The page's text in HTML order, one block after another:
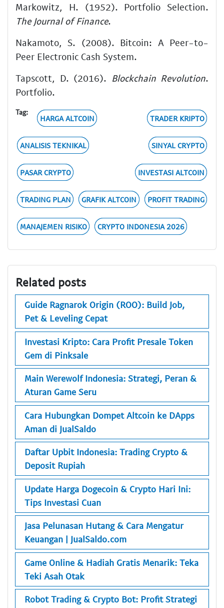
Markowitz, H. (1952). Portfolio Selection.
The Journal of Finance.
Nakamoto, S. (2008). Bitcoin: A Peer-to-
Peer Electronic Cash System.
Tapscott, D. (2016). Blockchain Revolution.
Portfolio.
Tag:
HARGA ALTCOIN TRADER KRIPTO
ANALISIS TEKNIKAL SINYAL CRYPTO
PASAR CRYPTO INVESTASI ALTCOIN
TRADING PLAN GRAFIK ALTCOIN PROFIT TRADING
MANAJEMEN RISIKO CRYPTO INDONESIA 2026
Related posts
Guide Ragnarok Origin (ROO): Build Job,
Pet & Leveling Cepat
Investasi Kripto: Cara Profit Presale Token
Gem di Pinksale
Main Werewolf Indonesia: Strategi, Peran &
Aturan Game Seru
Cara Hubungkan Dompet Altcoin ke DApps
Aman di JualSaldo
Daftar Upbit Indonesia: Trading Crypto &
Deposit Rupiah
Update Harga Dogecoin & Crypto Hari Ini:
Tips Investasi Cuan
Jasa Pelunasan Hutang & Cara Mengatur
Keuangan | JualSaldo.com
Game Online & Hadiah Gratis Menarik: Teka
Teki Asah Otak
Robot Trading & Crypto Bot: Profit Strategi